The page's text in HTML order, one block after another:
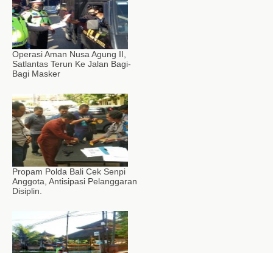
Operasi Aman Nusa Agung II,
Satlantas Terun Ke Jalan Bagi-
Bagi Masker
Propam Polda Bali Cek Senpi
Anggota, Antisipasi Pelanggaran
Disiplin.